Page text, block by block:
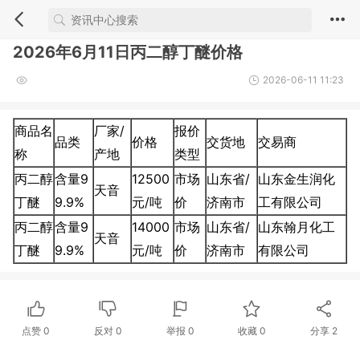
2026年6月11日丙二醇丁醚价格
2026-06-11 11:23
商品名
称
品类
厂家/
产地
价格
报价
类型
交货地 交易商
丙二醇
丁醚
含量9
9.9%
天音
12500
元/吨
市场
价
山东省/
济南市
山东金生润化
工有限公司
丙二醇
丁醚
含量9
9.9%
天音
14000
元/吨
市场
价
山东省/
济南市
山东翰月化工
有限公司
点赞0 反对 0 举报 0 收藏 0 分享 2